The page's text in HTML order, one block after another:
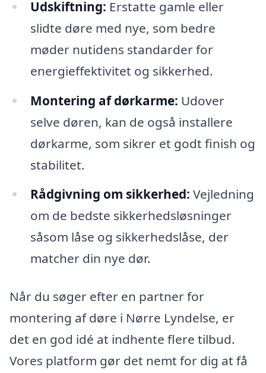
Udskiftning: Erstatte gamle eller
slidte døre med nye, som bedre
møder nutidens standarder for
energieffektivitet og sikkerhed.
Montering af dørkarme: Udover
selve døren, kan de også installere
dørkarme, som sikrer et godt finish og
stabilitet.
Rådgivning om sikkerhed: Vejledning
om de bedste sikkerhedsløsninger
såsom låse og sikkerhedslåse, der
matcher din nye dør.
Når du søger efter en partner for
montering af døre i Nørre Lyndelse, er
det en god idé at indhente flere tilbud.
Vores platform gør det nemt for dig at få